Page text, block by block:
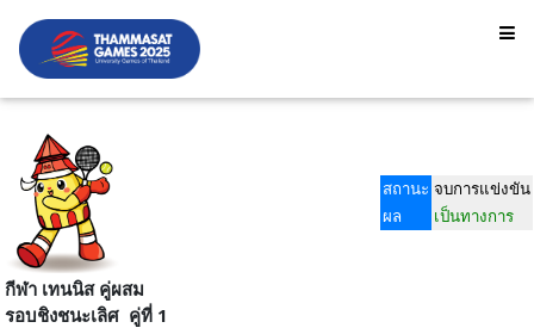
สถานะ จบการแข่งขัน
ผล
เป็นทางการ
กีฬา เทนนิส คู่ผสม
รอบชิงชนะเลิศคู่ที่ 1